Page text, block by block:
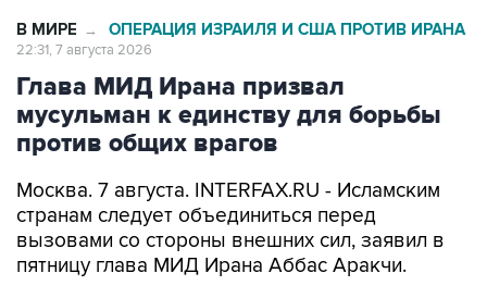
В МИРЕ → ОПЕРАЦИЯ ИЗРАИЛЯ И США ПРОТИВ ИРАНА
22:31, 7 августа 2026
Глава МИД Ирана призвал
мусульман к единству для борьбы
против общих врагов
Москва. 7 августа. INTERFAX.RU - Исламским
странам следует объединиться перед
вызовами со стороны внешних сил, заявил в
пятницу глава МИД Ирана Аббас Аракчи.